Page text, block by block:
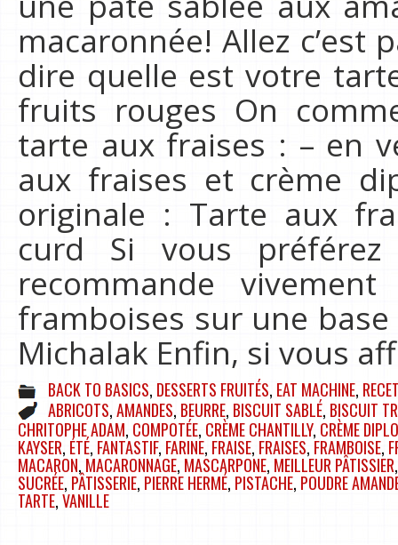
macaronnée! Allez c’est
dire quelle est votre
fruits rouges On
tarte aux fraises : – en
aux fraises et crème
originale : Tarte aux
curd Si vous
recommande
framboises sur une
Michalak Enfin, si vous
BACK TO BASICS, DESSERTS FRUITÉS, EAT MACHINE,
ABRICOTS,AMANDES, BEURRE, BISCUIT SABLÉ, BISCUIT
CHRITOPHE ADAM, COMPOTÉE, CRÈME CHANTILLY, CRÈME
KAYSER, ÉTÉ, FANTASTIF, FARINE, FRAISE, FRAISES, FRAMBOISE,
MACARON, MACARONNAGE, MASCARPONE, MEILLEUR PÂTISSIER
SUCRÉE, PÂTISSERIE, PIERRE HERMÉ, PISTACHE, POUDRE
TARTE,VANILLE